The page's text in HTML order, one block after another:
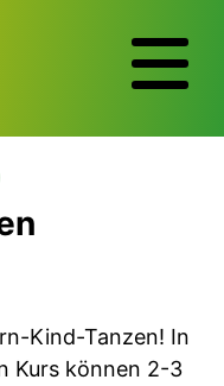
Kind-Tanzen! In
Kurs können 2-3